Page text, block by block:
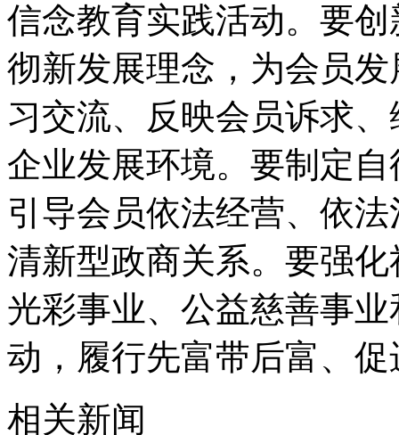
信念教育实践活动。要
彻新发展理念，为会员
习交流、反映会员诉求
企业发展环境。要制定
引导会员依法经营、依
清新型政商关系。要强
光彩事业、公益慈善事
动，履行先富带后富、
相关新闻